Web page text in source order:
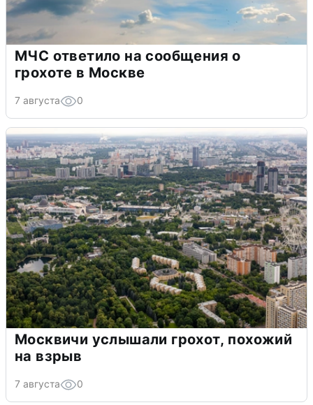
МЧС ответило на сообщения о
грохоте в Москве
7 августа 0
Москвичи услышали грохот, похожий
на взрыв
7 августа 0